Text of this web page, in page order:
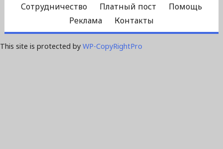
Сотрудничество Платный пост
Помощь
Реклама
Контакты
This site is protected by WP-CopyRightPro